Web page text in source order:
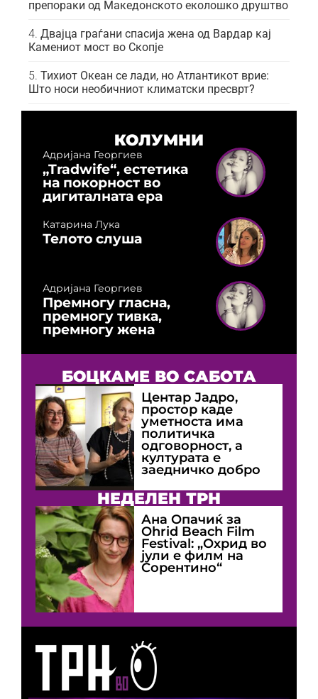
препораки од Македонското еколошко друштво
Двајца граѓани спасија жена од Вардар кај
Камениот мост во Скопје
Тихиот Океан се лади, но Атлантикот врие:
Што носи необичниот климатски пресврт?
КОЛУМНИ
Адријана Георгиев
„Tradwife“, естетика
на покорност во
дигиталната ера
Катарина Лука
Телото слуша
Адријана Георгиев
Премногу гласна,
премногу тивка,
премногу жена
БОЦКАМЕ ВО САБОТА
Центар Јадро,
простор каде
уметноста има
политичка
одговорност, а
културата е
заедничко добро
НЕДЕЛЕН ТРН
Ана Опачиќ за
Оhrid Beach Film
Festival: „Охрид во
јули е филм на
Сорентино“